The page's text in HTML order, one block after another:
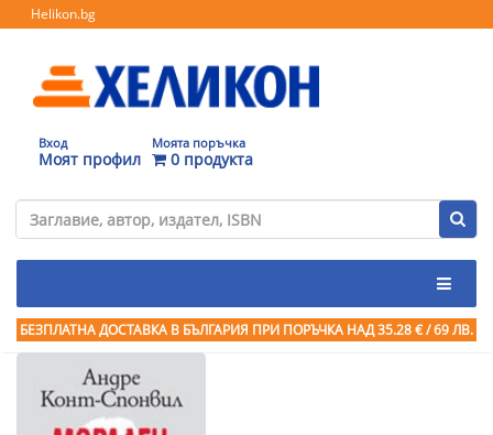
Helikon.bg
Вход
Моят профил
Моята поръчка
0 продукта
БЕЗПЛАТНА ДОСТАВКА В БЪЛГАРИЯ ПРИ ПОРЪЧКА НАД 35.28 € / 69 ЛВ.